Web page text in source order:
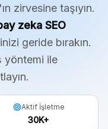
zirvesine taşıyın.
zeka SEO
geride bırakın.
yöntemi ile
Aktif İşletme
30K+